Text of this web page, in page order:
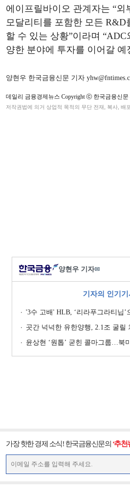
에이프릴바이오 관계자는 “외
모달리티를 포함한 모든 R&D
할 수 있는 상황”이라며
양한 분야에 투자를 이어갈 예
양현우 한국금융신문 기자
데일리 금융경제뉴스 Copyright ⓒ 한국금융신문
저작권법에 의거 상업적 목적의 무단 전재, 복사, 배
양현우 기자✉
기자의 인기기
'3수 고배' HLB, ‘리라푸그라티닙’
곳간 넉넉한 유한양행, 2.1조 굴릴
윤상현 ‘원톱ʼ 굳힌 콜마그룹…북
가장 핫한 경제 소식! 한국금융신문의 ‘추천